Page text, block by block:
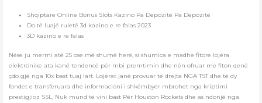
Shqiptare Online Bonus Slots Kazino Pa Depozitë Pa Depozitë
Do të luajë ruletë 3d kazino e re falas 2023
3D kazino e re falas
Nëse ju merrni atë 25 ose më shumë herë, si shumica e madhe fitore lojëra
elektronike ata kanë tendencë për mbi premtimin dhe nën ofruar me fiton qenë
çdo gjë nga 10x bast tuaj lart. Lojërat janë provuar të drejta NGA TST dhe të dy
fondet e transferuara dhe informacioni i shkëmbyer mbrohet nga kriptimi
prestigjioz SSL, Nuk mund të vini bast Për Houston Rockets dhe as ndonjë nga